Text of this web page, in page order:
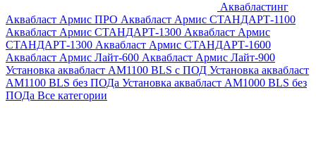
Аквабластинг
Аквабласт Армис ПРО Аквабласт Армис СТАНДАРТ-1100
Аквабласт Армис СТАНДАРТ-1300 Аквабласт Армис
СТАНДАРТ-1300 Аквабласт Армис СТАНДАРТ-1600
Аквабласт Армис Лайт-600 Аквабласт Армис Лайт-900
Установка аквабласт AM1100 BLS с ПОД Установка аквабласт
AM1100 BLS без ПОДа Установка аквабласт AM1000 BLS без
ПОДа Все категории